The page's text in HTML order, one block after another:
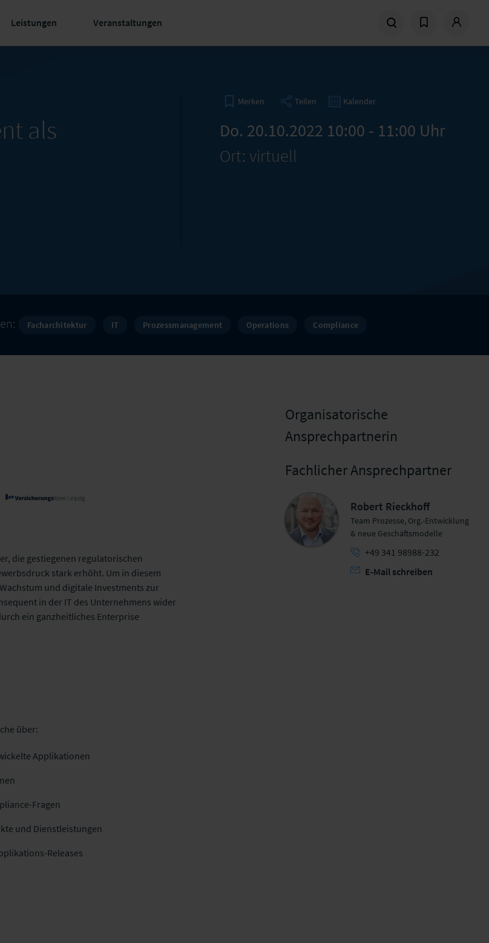
Leistungen Veranstaltungen
als
Merken Teilen Kalender
Do. 20.10.2022 10:00 - 11:00 Uhr
Ort: virtuell
Facharchitektur IT Prozessmanagement Operations Compliance
Versicherungsforen
Leipzig GmbH
die gestiegenen regulatorischen
stark erhöht. Um in diesem
und digitale Investments zur
in der IT des Unternehmens wider
ein ganzheitliches Enterprise
über:
Applikationen
Fragen
und Dienstleistungen
Releases
Organisatorische
Ansprechpartnerin
Fachlicher Ansprechpartner
Robert Rieckhoff
Team Prozesse, Org.-Entwicklung
& neue Geschäftsmodelle
+49 341 98988-232
E-Mail schreiben